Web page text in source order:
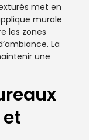
met en
murale
les zones
La
une